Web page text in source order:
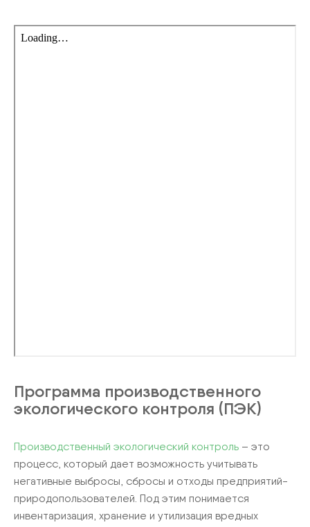
Программа производственного
экологического контроля (ПЭК)
Производственный экологический контроль – это
процесс, который дает возможность учитывать
негативные выбросы, сбросы и отходы предприятий-
природопользователей. Под этим понимается
инвентаризация, хранение и утилизация вредных